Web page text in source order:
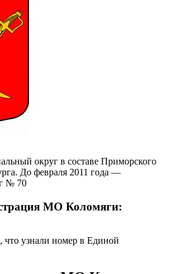
округ в составе Приморского
До февраля 2011 года —
№ 70
МО Коломяги:
что узнали номер в Единой